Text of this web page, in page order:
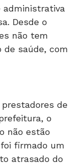
Desde o
não tem
saúde, com
de
o
não estão
firmado um
atrasado do
a dívida